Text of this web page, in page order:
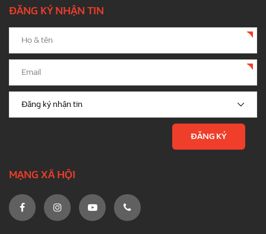
ĐĂNG KÝ NHẬN TIN
MẠNG XÃ HỘI